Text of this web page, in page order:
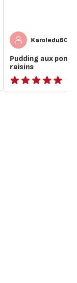
Karoledu60
Pudding aux
raisins
ratings.NaN